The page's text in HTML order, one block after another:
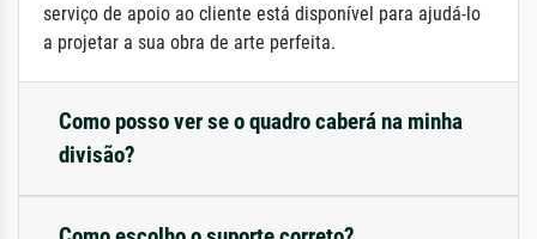
serviço de apoio ao cliente está disponível para ajudá-lo
a projetar a sua obra de arte perfeita.
Como posso ver se o quadro caberá na minha
divisão?